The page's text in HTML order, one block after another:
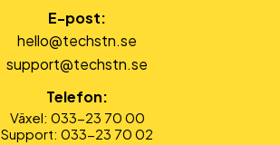
E-post:
hello@techstn.se
support@techstn.se
Telefon:
Växel: 033-23 70 00
Support: 033-23 70 02